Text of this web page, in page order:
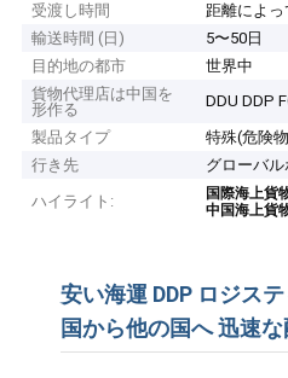
受渡し時間
距離によ
輸送時間 (日)
5〜50日
目的地の都市
世界中
貨物代理店は中国を
形作る
DDU DDP
製品タイプ
特殊(危険
行き先
グローバル
ハイライト:
国際海上貨
中国海上貨
安い海運 DDP ロジス
国から他の国へ 迅速な